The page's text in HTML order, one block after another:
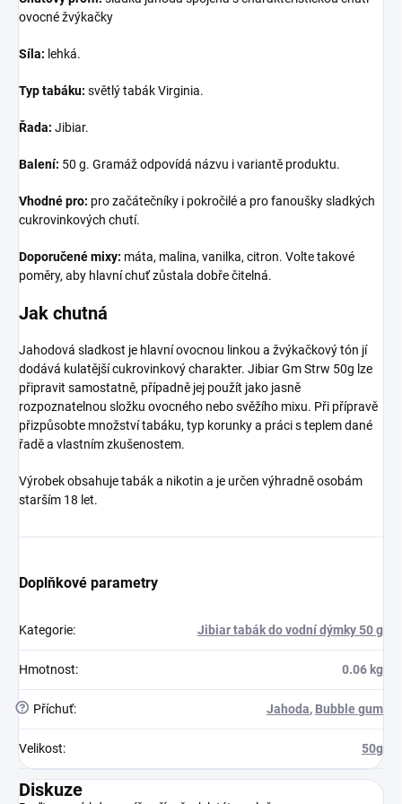
ovocné žvýkačky
Síla: lehká.
Typ tabáku: světlý tabák Virginia.
Řada: Jibiar.
Balení: 50 g. Gramáž odpovídá názvu i variantě produktu.
Vhodné pro: pro začátečníky i pokročilé a pro fanoušky sladkých
cukrovinkových chutí.
Doporučené mixy: máta, malina, vanilka, citron. Volte takové
poměry, aby hlavní chuť zůstala dobře čitelná.
Jak chutná
Jahodová sladkost je hlavní ovocnou linkou a žvýkačkový tón jí
dodává kulatější cukrovinkový charakter. Jibiar Gm Strw 50g lze
připravit samostatně, případně jej použít jako jasně
rozpoznatelnou složku ovocného nebo svěžího mixu. Při přípravě
přizpůsobte množství tabáku, typ korunky a práci s teplem dané
řadě a vlastním zkušenostem.
Výrobek obsahuje tabák a nikotin a je určen výhradně osobám
starším 18 let.
Doplňkové parametry
Kategorie: Jibiar tabák do vodní dýmky 50 g
Hmotnost: 0.06 kg
? Příchuť: Jahoda, Bubble gum
Velikost: 50g
Diskuze